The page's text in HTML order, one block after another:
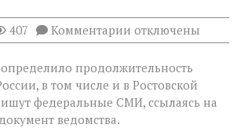
407 Комментарии к
записи
Ростовской
области
ограничили
отключены
продолжительность
в том числе и в Ростовской
федеральные СМИ, ссылаясь на
ведомства.